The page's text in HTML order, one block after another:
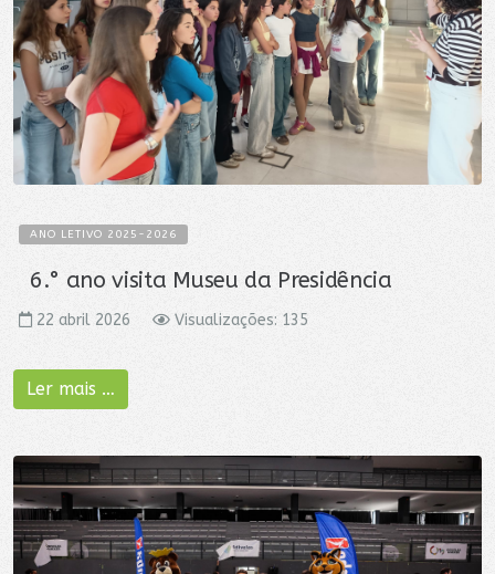
ANO LETIVO 2025-2026
6.° ano visita Museu da Presidência
22 abril 2026 Visualizações: 135
Ler mais …